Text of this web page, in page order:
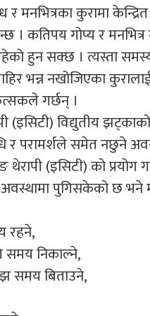
मनभित्रका कुरामा
। कतिपय गोप्य र
हुन सक्छ । त्यस्ता
भन्न नखोजिएका
गर्छन् ।
(इसिटी) विद्युतीय
र परामर्शले समेत नछुने
थेरापी (इसिटी) को
अवस्थामा पुगिसकेको छ भने
रहने,
समय निकाल्ने,
समय बिताउने,